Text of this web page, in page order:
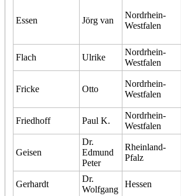
Essen Jörg van
Nordrhein-
Westfalen
Flach Ulrike
Nordrhein-
Westfalen
Fricke Otto
Nordrhein-
Westfalen
Friedhoff Paul K.
Nordrhein-
Westfalen
Geisen
Dr.
Edmund
Peter
Rheinland-
Pfalz
Gerhardt
Dr.
Wolfgang
Hessen